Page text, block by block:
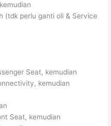
(tdk perlu ganti oli & Service
Seat, kemudian
kemudian
Seat, kemudian